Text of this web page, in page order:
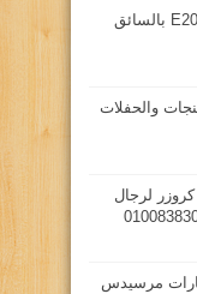
تأجير سيارات مرسيدس E200 بالسائق
والحفلات
لرجال
مرسيدس